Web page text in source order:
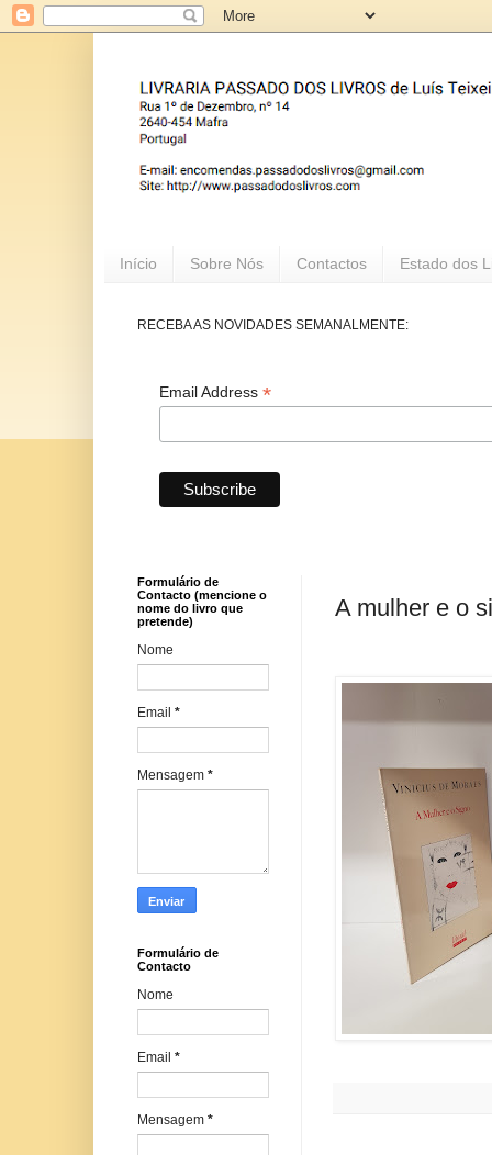
Início Sobre Nós Contactos Estado dos
RECEBA AS NOVIDADES SEMANALMENTE:
Email Address *
A mulher e o
Formulário de
Contacto (mencione o
nome do livro que
pretende)
Nome
Email *
Mensagem *
Formulário de
Contacto
Nome
Email *
Mensagem *